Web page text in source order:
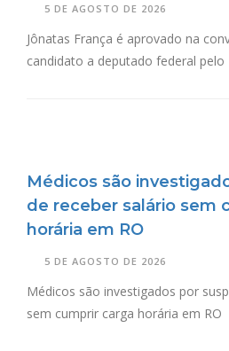
5 DE AGOSTO DE 2026
Jônatas França é aprovado na
candidato a deputado federal pelo
Médicos são
de receber salário sem
horária em RO
5 DE AGOSTO DE 2026
Médicos são investigados por
sem cumprir carga horária em RO